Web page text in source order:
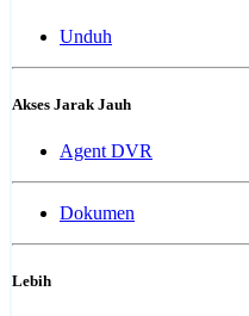
Unduh
Akses Jarak Jauh
Agent DVR
Dokumen
Lebih